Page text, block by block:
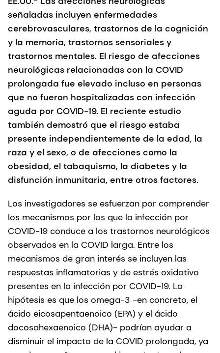
señaladas incluyen enfermedades
cerebrovasculares, trastornos de la cognición
y la memoria, trastornos sensoriales y
trastornos mentales. El riesgo de afecciones
neurológicas relacionadas con la COVID
prolongada fue elevado incluso en personas
que no fueron hospitalizadas con infección
aguda por COVID-19. El reciente estudio
también demostró que el riesgo estaba
presente independientemente de la edad, la
raza y el sexo, o de afecciones como la
obesidad, el tabaquismo, la diabetes y la
disfunción inmunitaria, entre otros factores.
Los investigadores se esfuerzan por comprender
los mecanismos por los que la infección por
COVID-19 conduce a los trastornos neurológicos
observados en la COVID larga. Entre los
mecanismos de gran interés se incluyen las
respuestas inflamatorias y de estrés oxidativo
presentes en la infección por COVID-19. La
hipótesis es que los omega-3 -en concreto, el
ácido eicosapentaenoico (EPA) y el ácido
docosahexaenoico (DHA)- podrían ayudar a
disminuir el impacto de la COVID prolongada, ya